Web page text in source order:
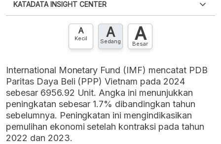
XLS
punya akun?Silakan Daftar sekarang
KATADATA INSIGHT CENTER
Hubungi sekarang »
A
Kecil A
Sedang A
Besar
International Monetary Fund (IMF) mencatat PDB
Paritas Daya Beli (PPP) Vietnam pada 2024
sebesar 6956.92 Unit. Angka ini menunjukkan
peningkatan sebesar 1.7% dibandingkan tahun
sebelumnya. Peningkatan ini mengindikasikan
pemulihan ekonomi setelah kontraksi pada tahun
2022 dan 2023.